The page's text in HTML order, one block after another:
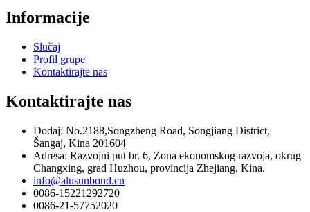
Informacije
Slučaj
Profil grupe
Kontaktirajte nas
Kontaktirajte nas
Dodaj: No.2188,Songzheng Road, Songjiang District,
Šangaj, Kina 201604
Adresa: Razvojni put br. 6, Zona ekonomskog razvoja, okrug
Changxing, grad Huzhou, provincija Zhejiang, Kina.
info@alusunbond.cn
0086-15221292720
0086-21-57752020